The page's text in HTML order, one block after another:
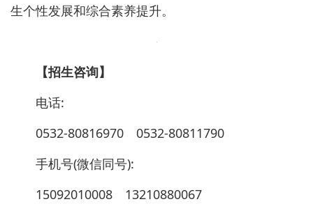
生个性发展和综合素养提升。
【招生咨询】
电话:
0532-80816970 0532-80811790
手机号(微信同号):
15092010008 13210880067